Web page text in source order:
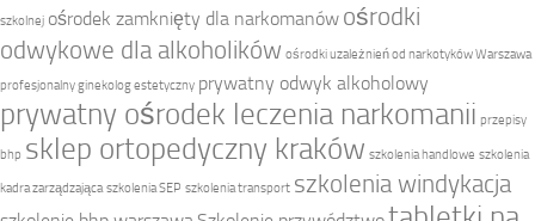
szkolnej ośrodek zamknięty dla narkomanów ośrodki
odwykowe dla alkoholików ośrodki uzależnień od narkotyków Warszawa
profesjonalny ginekolog estetyczny prywatny odwyk alkoholowy
prywatny ośrodek leczenia narkomanii przepisy
bhp sklep ortopedyczny kraków szkolenia handlowe szkolenia
kadra zarządzająca szkolenia SEP szkolenia transport szkolenia windykacja